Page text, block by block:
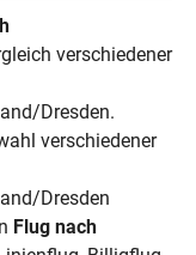
verschiedener
Dresden.
verschiedener
Dresden
Flug nach